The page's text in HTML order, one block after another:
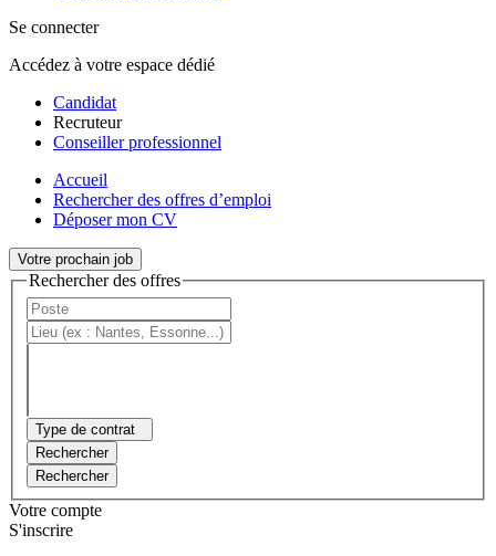
Se connecter
Accédez à votre espace dédié
Candidat
Recruteur
Conseiller professionnel
Accueil
Rechercher des offres d’emploi
Déposer mon CV
Votre prochain job
Rechercher des offres
Type de contrat
Rechercher
Rechercher
Votre compte
S'inscrire